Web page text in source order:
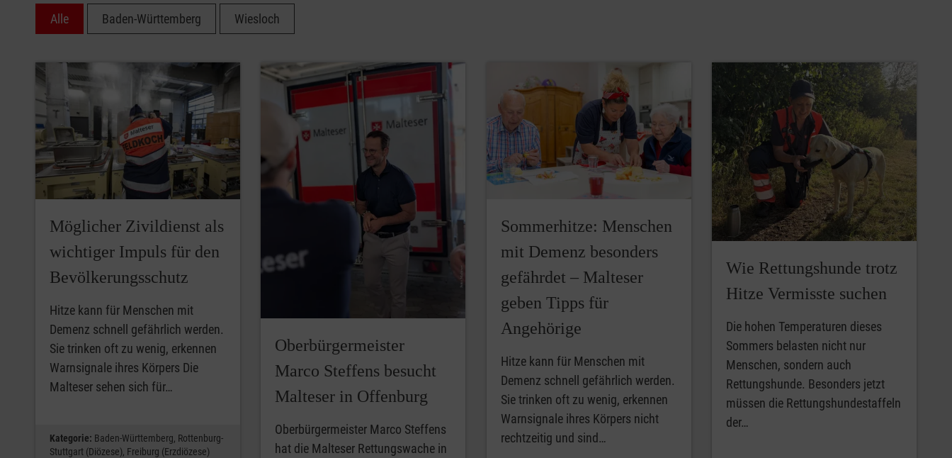
Alle Baden-Württemberg Wiesloch
Möglicher Zivildienst als
wichtiger Impuls für den
Bevölkerungsschutz
Hitze kann für Menschen mit
Demenz schnell gefährlich werden.
Sie trinken oft zu wenig, erkennen
Warnsignale ihres Körpers Die
Malteser sehen sich für…
Kategorie: Baden-Württemberg, Rottenburg-
Stuttgart (Diözese), Freiburg (Erzdiözese)
Oberbürgermeister
Marco Steffens besucht
Malteser in Offenburg
Oberbürgermeister Marco Steffens
hat die Malteser Rettungswache in
Sommerhitze: Menschen
mit Demenz besonders
gefährdet – Malteser
geben Tipps für
Angehörige
Hitze kann für Menschen mit
Demenz schnell gefährlich werden.
Sie trinken oft zu wenig, erkennen
Warnsignale ihres Körpers nicht
rechtzeitig und sind…
Wie Rettungshunde trotz
Hitze Vermisste suchen
Die hohen Temperaturen dieses
Sommers belasten nicht nur
Menschen, sondern auch
Rettungshunde. Besonders jetzt
müssen die Rettungshundestaffeln
der…